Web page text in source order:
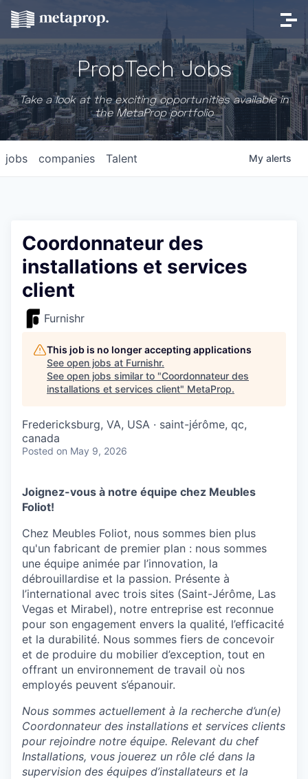
PropTech Jobs
Take a look at the exciting opportunities available in
the MetaProp portfolio
jobs companies Talent My alerts
Coordonnateur des
installations et services
client
Furnishr
This job is no longer accepting applications
See open jobs at Furnishr.
See open jobs similar to "Coordonnateur des
installations et services client" MetaProp.
Fredericksburg, VA, USA · saint-jérôme, qc,
canada
Posted on May 9, 2026
Joignez-vous à notre équipe chez Meubles
Foliot!
Chez Meubles Foliot, nous sommes bien plus
qu'un fabricant de premier plan : nous sommes
une équipe animée par l’innovation, la
débrouillardise et la passion. Présente à
l’international avec trois sites (Saint-Jérôme, Las
Vegas et Mirabel), notre entreprise est reconnue
pour son engagement envers la qualité, l’efficacité
et la durabilité. Nous sommes fiers de concevoir
et de produire du mobilier d’exception, tout en
offrant un environnement de travail où nos
employés peuvent s’épanouir.
Nous sommes actuellement à la recherche d’un(e)
Coordonnateur des installations et services clients
pour rejoindre notre équipe. Relevant du chef
Installations, vous jouerez un rôle clé dans la
supervision des équipes d’installateurs et la